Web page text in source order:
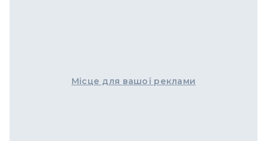
Місце для вашої реклами